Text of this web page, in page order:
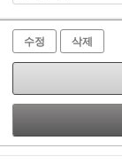
수정 삭제